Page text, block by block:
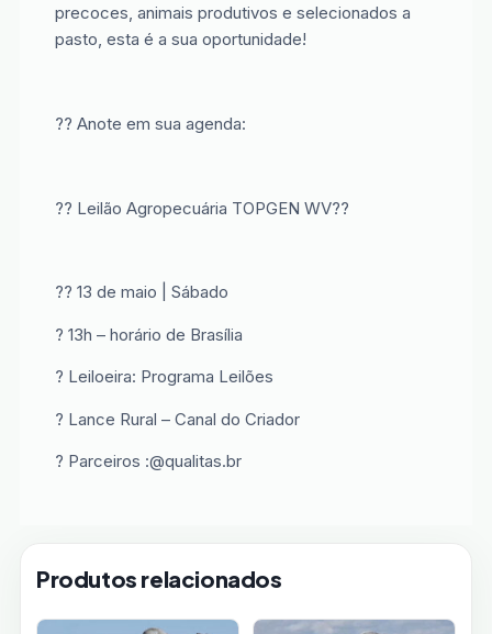
precoces, animais produtivos e selecionados a
pasto, esta é a sua oportunidade!
?? Anote em sua agenda:
?? Leilão Agropecuária TOPGEN WV??
?? 13 de maio | Sábado
? 13h – horário de Brasília
? Leiloeira: Programa Leilões
? Lance Rural – Canal do Criador
? Parceiros :@qualitas.br
Produtos relacionados